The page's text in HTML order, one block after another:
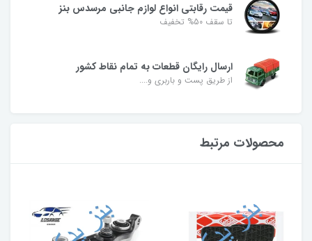
قیمت رقابتی انواع لوازم جانبی مرسدس بنز
تا سقف 50% تخفیف
ارسال رایگان قطعات به تمام نقاط کشور
از طریق پست و باربری و....
محصولات مرتبط